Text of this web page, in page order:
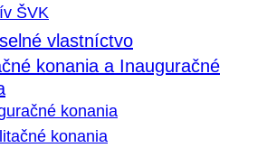
ŠVK
vlastníctvo
konania a Inauguračné
konania
konania